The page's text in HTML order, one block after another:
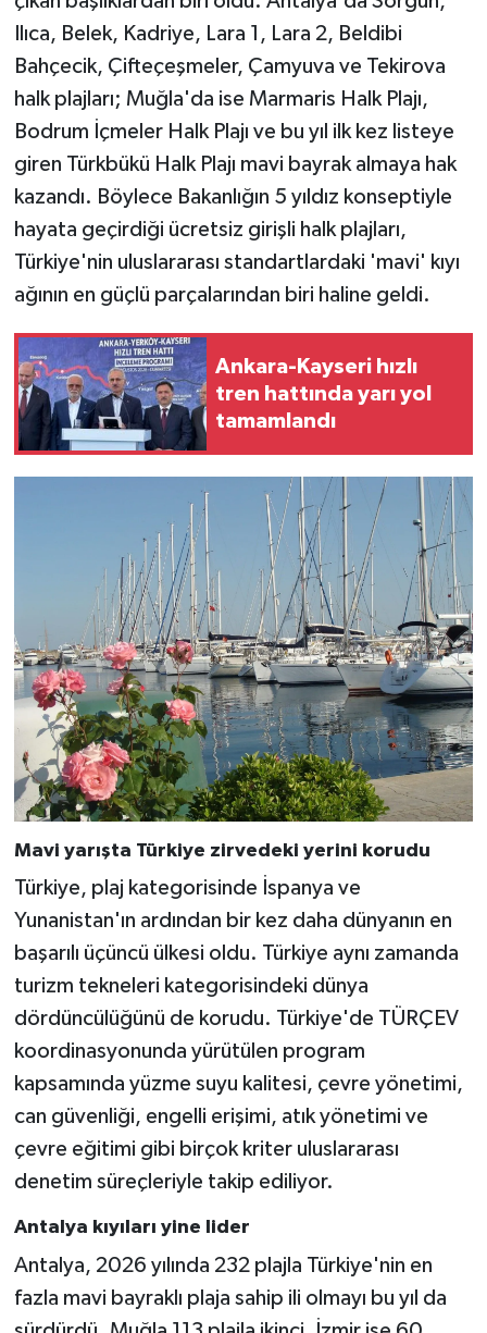
Ilıca, Belek, Kadriye, Lara 1, Lara 2, Beldibi
Bahçecik, Çifteçeşmeler, Çamyuva ve Tekirova
halk plajları; Muğla'da ise Marmaris Halk Plajı,
Bodrum İçmeler Halk Plajı ve bu yıl ilk kez listeye
giren Türkbükü Halk Plajı mavi bayrak almaya hak
kazandı. Böylece Bakanlığın 5 yıldız konseptiyle
hayata geçirdiği ücretsiz girişli halk plajları,
Türkiye'nin uluslararası standartlardaki 'mavi' kıyı
ağının en güçlü parçalarından biri haline geldi.
Ankara-Kayseri hızlı
tren hattında yarı yol
tamamlandı
Mavi yarışta Türkiye zirvedeki yerini korudu
Türkiye, plaj kategorisinde İspanya ve
Yunanistan'ın ardından bir kez daha dünyanın en
başarılı üçüncü ülkesi oldu. Türkiye aynı zamanda
turizm tekneleri kategorisindeki dünya
dördüncülüğünü de korudu. Türkiye'de TÜRÇEV
koordinasyonunda yürütülen program
kapsamında yüzme suyu kalitesi, çevre yönetimi,
can güvenliği, engelli erişimi, atık yönetimi ve
çevre eğitimi gibi birçok kriter uluslararası
denetim süreçleriyle takip ediliyor.
Antalya kıyıları yine lider
Antalya, 2026 yılında 232 plajla Türkiye'nin en
fazla mavi bayraklı plaja sahip ili olmayı bu yıl da